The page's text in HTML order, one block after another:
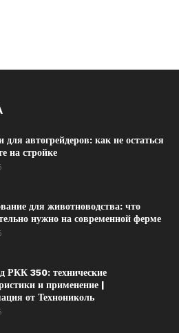
для автогрейдеров: как не остаться
на стройке
для животноводства: что
нужно на современной ферме
РКК 350: технические
и применение |
от Технониколь